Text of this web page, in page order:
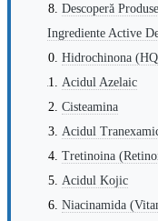
Descoperă
Ingrediente Active
Hidrochinona
Acidul Azelaic
Cisteamina
Acidul
Tretinoina
Acidul Kojic
Niacinamida